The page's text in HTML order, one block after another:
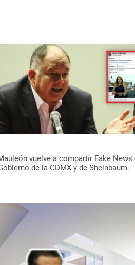
vuelve a compartir Fake News
de la CDMX y de Sheinbaum.